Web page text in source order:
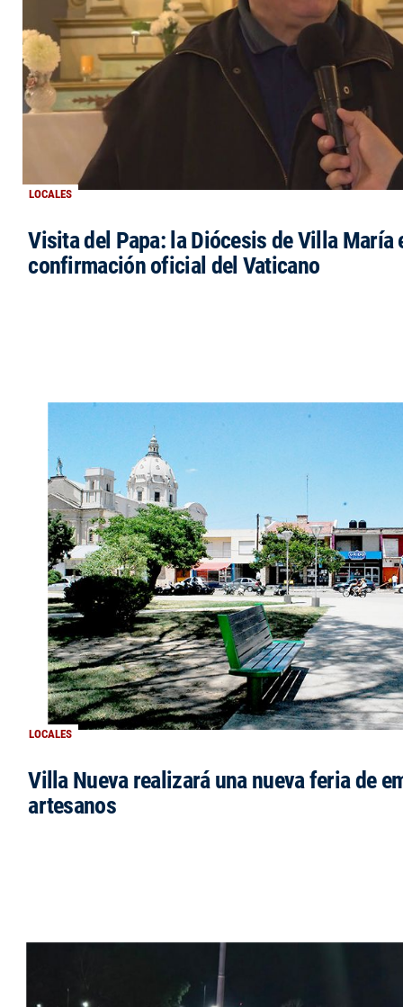
LOCALES
Visita del Papa: la Diócesis de Villa María
confirmación oficial del Vaticano
LOCALES
Villa Nueva realizará una nueva feria de
artesanos